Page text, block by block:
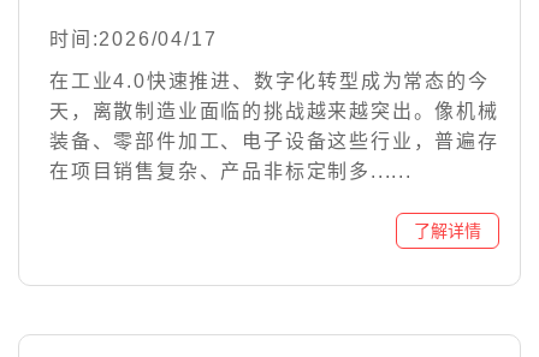
时间:2026/04/17
在工业4.0快速推进、数字化转型成为常态的今
天，离散制造业面临的挑战越来越突出。像机械
装备、零部件加工、电子设备这些行业，普遍存
在项目销售复杂、产品非标定制多......